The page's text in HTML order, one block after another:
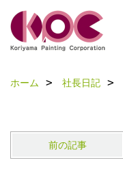
ホーム 社長日記
前の記事